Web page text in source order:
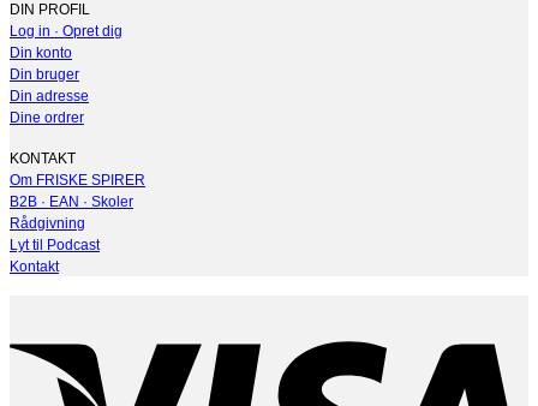
DIN PROFIL
Log in · Opret dig
Din konto
Din bruger
Din adresse
Dine ordrer
KONTAKT
Om FRISKE SPIRER
B2B · EAN · Skoler
Rådgivning
Lyt til Podcast
Kontakt